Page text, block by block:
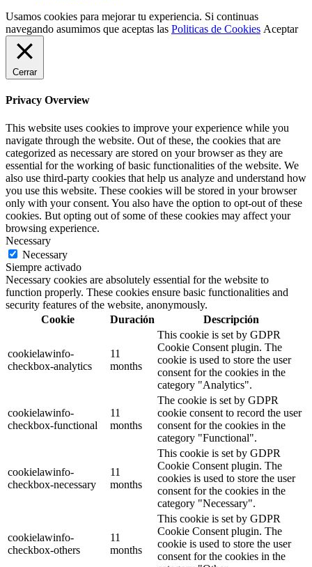
Usamos cookies para mejorar tu experiencia. Si continuas
navegando asumimos que aceptas las Politicas de Cookies Aceptar
Cerrar
Privacy Overview
This website uses cookies to improve your experience while you
navigate through the website. Out of these, the cookies that are
categorized as necessary are stored on your browser as they are
essential for the working of basic functionalities of the website. We
also use third-party cookies that help us analyze and understand how
you use this website. These cookies will be stored in your browser
only with your consent. You also have the option to opt-out of these
cookies. But opting out of some of these cookies may affect your
browsing experience.
Necessary
Necessary
Siempre activado
Necessary cookies are absolutely essential for the website to
function properly. These cookies ensure basic functionalities and
security features of the website, anonymously.
Cookie
Duración Descripción
cookielawinfo-
checkbox-analytics
11
months
This cookie is set by GDPR
Cookie Consent plugin. The
cookie is used to store the user
consent for the cookies in the
category "Analytics".
cookielawinfo-
checkbox-functional
11
months
The cookie is set by GDPR
cookie consent to record the user
consent for the cookies in the
category "Functional".
cookielawinfo-
checkbox-necessary
11
months
This cookie is set by GDPR
Cookie Consent plugin. The
cookies is used to store the user
consent for the cookies in the
category "Necessary".
cookielawinfo-
checkbox-others
11
months
This cookie is set by GDPR
Cookie Consent plugin. The
cookie is used to store the user
consent for the cookies in the